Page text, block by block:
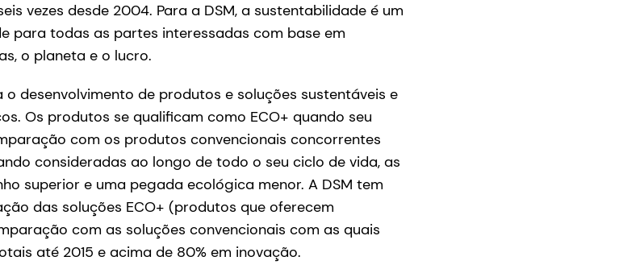
vezes desde 2004. Para a DSM, a sustentabilidade é um
para todas as partes interessadas com base em
o planeta e o lucro.
desenvolvimento de produtos e soluções sustentáveis e
Os produtos se qualificam como ECO+ quando seu
com os produtos convencionais concorrentes
consideradas ao longo de todo o seu ciclo de vida, as
superior e uma pegada ecológica menor. A DSM tem
das soluções ECO+ (produtos que oferecem
com as soluções convencionais com as quais
até 2015 e acima de 80% em inovação.